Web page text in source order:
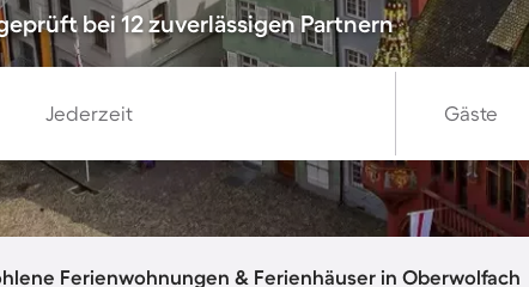
bei 12 zuverlässigen Partnern
Jederzeit Gäste
Ferienwohnungen & Ferienhäuser in Oberwolfach